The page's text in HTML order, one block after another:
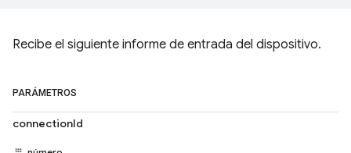
Recibe el siguiente informe de entrada del dispositivo.
PARÁMETROS
connectionId